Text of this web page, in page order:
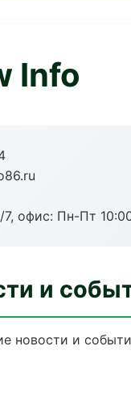
Info
офис: Пн-Пт
и
новости и